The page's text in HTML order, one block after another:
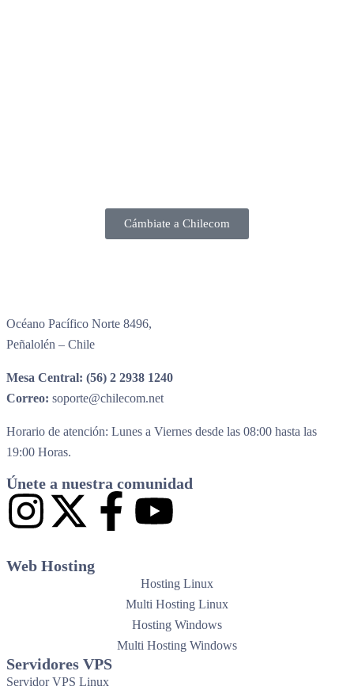
Cámbiate a Chilecom
Océano Pacífico Norte 8496,
Peñalolén – Chile
Mesa Central: (56) 2 2938 1240
Correo: soporte@chilecom.net
Horario de atención: Lunes a Viernes desde las 08:00 hasta las
19:00 Horas.
Únete a nuestra comunidad
Web Hosting
Hosting Linux
Multi Hosting Linux
Hosting Windows
Multi Hosting Windows
Servidores VPS
Servidor VPS Linux